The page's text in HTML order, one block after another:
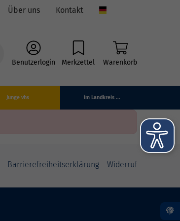
Über uns Kontakt
Benutzerlogin Merkzettel Warenkorb
Junge vhs im Landkreis ...
Barrierefreiheitserklärung Widerruf